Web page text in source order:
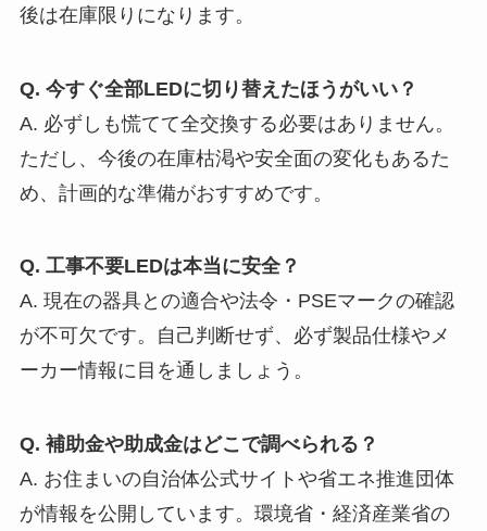
後は在庫限りになります。
Q. 今すぐ全部LEDに切り替えたほうがいい？
A. 必ずしも慌てて全交換する必要はありません。
ただし、今後の在庫枯渇や安全面の変化もあるた
め、計画的な準備がおすすめです。
Q. 工事不要LEDは本当に安全？
A. 現在の器具との適合や法令・PSEマークの確認
が不可欠です。自己判断せず、必ず製品仕様やメ
ーカー情報に目を通しましょう。
Q. 補助金や助成金はどこで調べられる？
A. お住まいの自治体公式サイトや省エネ推進団体
が情報を公開しています。環境省・経済産業省の